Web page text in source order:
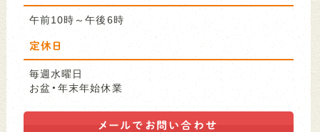
午前10時～午後6時
定休日
毎週水曜日
お盆・年末年始休業
メールで お問い合わせ